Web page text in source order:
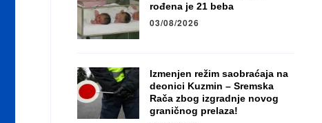
rođena je 21 beba
03/08/2026
Izmenjen režim saobraćaja na
deonici Kuzmin – Sremska
Rača zbog izgradnje novog
graničnog prelaza!